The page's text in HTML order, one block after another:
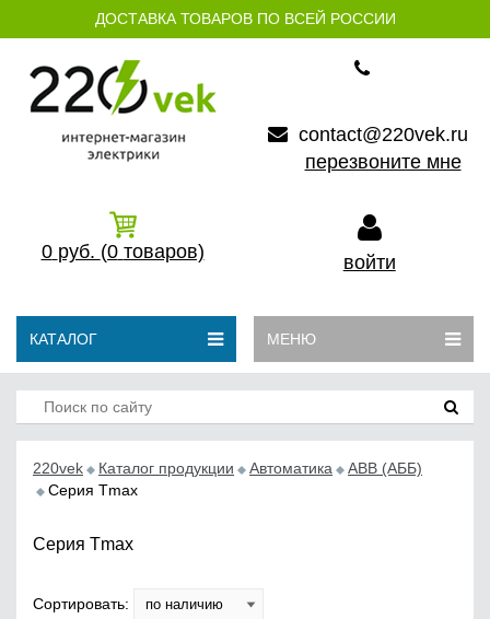
ДОСТАВКА ТОВАРОВ ПО ВСЕЙ РОССИИ
contact@220vek.ru
перезвоните мне
0 руб. (0 товаров) войти
КАТАЛОГ МЕНЮ
220vek Каталог продукции Автоматика
АВB (АББ)
Серия Tmax
Серия Tmax
Сортировать: